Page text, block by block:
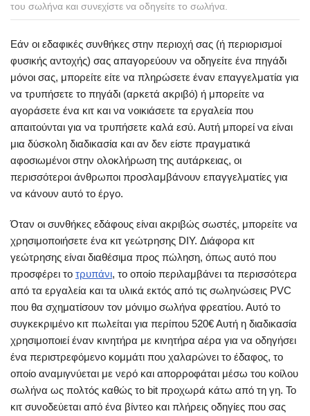
του σωλήνα και συνεχίστε να οδηγείτε το σωλήνα.
Εάν οι εδαφικές συνθήκες στην περιοχή σας (ή περιορισμοί
φυσικής αντοχής) σας απαγορεύουν να οδηγείτε ένα πηγάδι
μόνοι σας, μπορείτε είτε να πληρώσετε έναν επαγγελματία για
να τρυπήσετε το πηγάδι (αρκετά ακριβό) ή μπορείτε να
αγοράσετε ένα κιτ και να νοικιάσετε τα εργαλεία που
απαιτούνται για να τρυπήσετε καλά εσύ. Αυτή μπορεί να είναι
μια δύσκολη διαδικασία και αν δεν είστε πραγματικά
αφοσιωμένοι στην ολοκλήρωση της αυτάρκειας, οι
περισσότεροι άνθρωποι προσλαμβάνουν επαγγελματίες για
να κάνουν αυτό το έργο.
Όταν οι συνθήκες εδάφους είναι ακριβώς σωστές, μπορείτε να
χρησιμοποιήσετε ένα κιτ γεώτρησης DIY. Διάφορα κιτ
γεώτρησης είναι διαθέσιμα προς πώληση, όπως αυτό που
προσφέρει το τρυπάνι, το οποίο περιλαμβάνει τα περισσότερα
από τα εργαλεία και τα υλικά εκτός από τις σωληνώσεις PVC
που θα σχηματίσουν τον μόνιμο σωλήνα φρεατίου. Αυτό το
συγκεκριμένο κιτ πωλείται για περίπου 520€ Αυτή η διαδικασία
χρησιμοποιεί έναν κινητήρα με κινητήρα αέρα για να οδηγήσει
ένα περιστρεφόμενο κομμάτι που χαλαρώνει το έδαφος, το
οποίο αναμιγνύεται με νερό και απορροφάται μέσω του κοίλου
σωλήνα ως πολτός καθώς το bit προχωρά κάτω από τη γη. Το
κιτ συνοδεύεται από ένα βίντεο και πλήρεις οδηγίες που σας